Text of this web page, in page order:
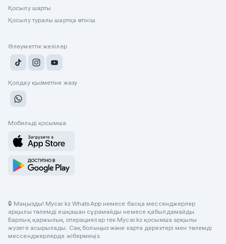
Қосылу шарты
Қосылу туралы шартқа өтініш
Әлеуметтік желілер
Қолдау қызметіне жазу
Мобильді қосымша
🔒 Маңызды! Mycar.kz WhatsApp немесе басқа мессенджерлер
арқылы төлемді ешқашан сұрамайды немесе қабылдамайды.
Барлық қаржылық операциялар тек Mycar.kz қосымша арқылы
жүзеге асырылады. Сақ болыңыз және карта деректері мен төлемді
мессенджерлерде жібермеңіз.